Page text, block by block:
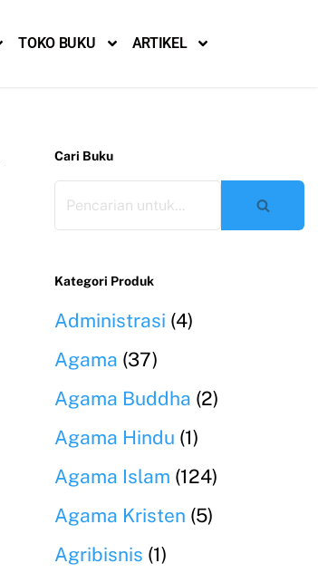
TOKO BUKU ARTIKEL
Cari Buku
Kategori Produk
Administrasi (4)
Agama (37)
Agama Buddha (2)
Agama Hindu (1)
Agama Islam (124)
Agama Kristen (5)
Agribisnis (1)